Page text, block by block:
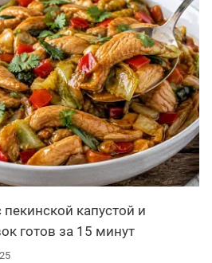
капустой и
готов за 15 минут